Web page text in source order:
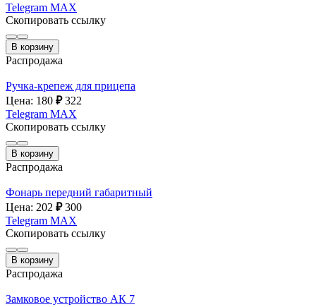
Telegram MAX
Скопировать ссылку
В корзину
Распродажа
Ручка-крепеж для прицепа
Цена: 180 ₽ 322
Telegram MAX
Скопировать ссылку
В корзину
Распродажа
Фонарь передний габаритный
Цена: 202 ₽ 300
Telegram MAX
Скопировать ссылку
В корзину
Распродажа
Замковое устройство АК 7